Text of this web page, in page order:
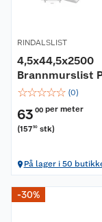
RINDALSLIST
4,5x44,5x2500
Brannmurslist
☆☆☆☆☆ (0)
63 00 per meter
(15750 stk)
På lager i 50
-30%